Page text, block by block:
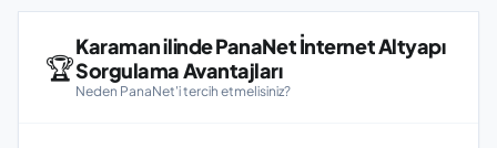
🏆
Karaman ilinde PanaNet İnternet Altyapı
Sorgulama Avantajları
Neden PanaNet'i tercih etmelisiniz?